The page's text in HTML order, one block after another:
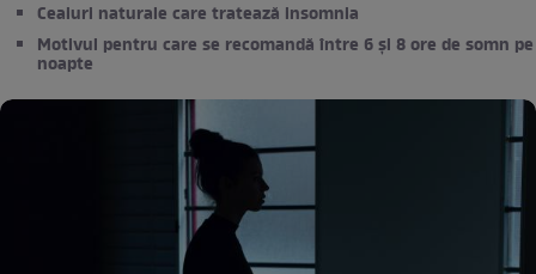
Ceaiuri naturale care tratează insomnia
Motivul pentru care se recomandă între 6 și 8 ore de somn pe
noapte